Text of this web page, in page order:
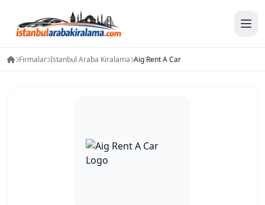
Firmalar İstanbul Araba Kiralama Aig Rent A Car